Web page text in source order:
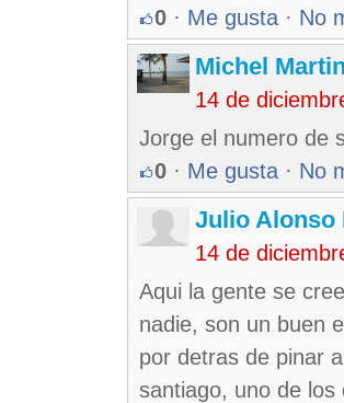
0 · Me gusta · No
Michel
14 de
Jorge el numero de
0 · Me gusta · No
Julio Alonso
14 de
Aqui la gente se
nadie, son un buen
por detras de pinar
santiago, uno de